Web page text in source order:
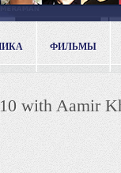
ФИЛЬМЫ
with Aamir